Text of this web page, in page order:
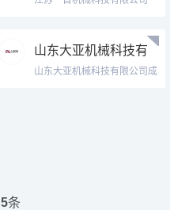
Ltd.,
山东大亚机械科技有
限公司Shandong
山东大亚机械科技有限公司成
5条